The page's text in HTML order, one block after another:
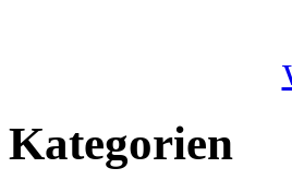
Kategorien